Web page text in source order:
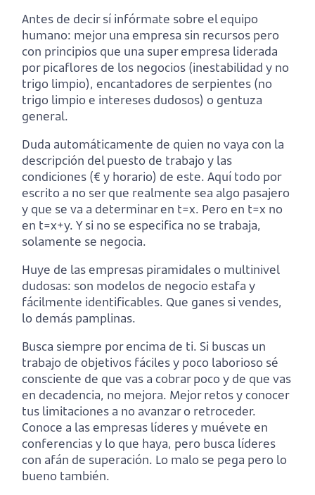
Antes de decir sí infórmate sobre el equipo
humano: mejor una empresa sin recursos pero
con principios que una super empresa liderada
por picaflores de los negocios (inestabilidad y no
trigo limpio), encantadores de serpientes (no
trigo limpio e intereses dudosos) o gentuza
general.
Duda automáticamente de quien no vaya con la
descripción del puesto de trabajo y las
condiciones (€ y horario) de este. Aquí todo por
escrito a no ser que realmente sea algo pasajero
y que se va a determinar en t=x. Pero en t=x no
en t=x+y. Y si no se especifica no se trabaja,
solamente se negocia.
Huye de las empresas piramidales o multinivel
dudosas: son modelos de negocio estafa y
fácilmente identificables. Que ganes si vendes,
lo demás pamplinas.
Busca siempre por encima de ti. Si buscas un
trabajo de objetivos fáciles y poco laborioso sé
consciente de que vas a cobrar poco y de que vas
en decadencia, no mejora. Mejor retos y conocer
tus limitaciones a no avanzar o retroceder.
Conoce a las empresas líderes y muévete en
conferencias y lo que haya, pero busca líderes
con afán de superación. Lo malo se pega pero lo
bueno también.